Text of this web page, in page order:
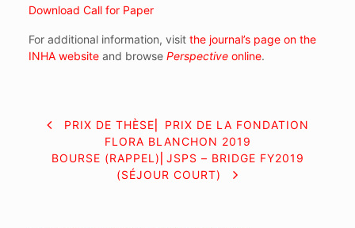
Download Call for Paper
For additional information, visit the journal’s page on the
INHA websiteand browse Perspectiveonline.
NAVIGATION
DE
L’ARTICLE
PRIX DE THÈSE⎜ PRIX DE LA FONDATION
FLORA BLANCHON 2019
BOURSE (RAPPEL)⎜JSPS – BRIDGE FY2019
(SÉJOUR COURT)